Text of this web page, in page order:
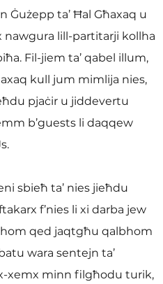
Ġużepp ta’ Ħal Għaxaq u
nawgura lill-partitarji kollha
Fil-jiem ta’ qabel illum,
kull jum mimlija nies,
pjaċir u jiddevertu
b’guests li daqqew
sbieħ ta’ nies jieħdu
f’nies li xi darba jew
qed jaqtgħu qalbhom
wara sentejn ta’
xemx minn filgħodu turik,